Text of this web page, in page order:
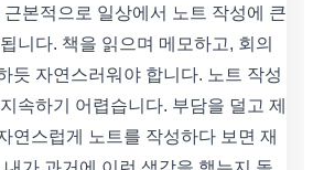
근본적으로 일상에서 노트 작성에 큰
니다. 책을 읽으며 메모하고, 회의
듯 자연스러워야 합니다. 노트 작성
속하기 어렵습니다. 부담을 덜고 제
연스럽게 노트를 작성하다 보면 재